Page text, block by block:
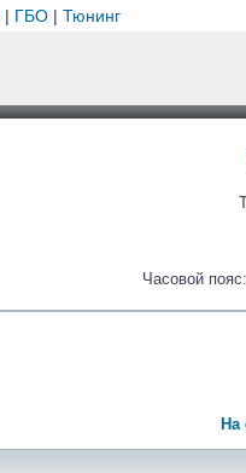
| ГБО| Тюнинг
Часовой
На